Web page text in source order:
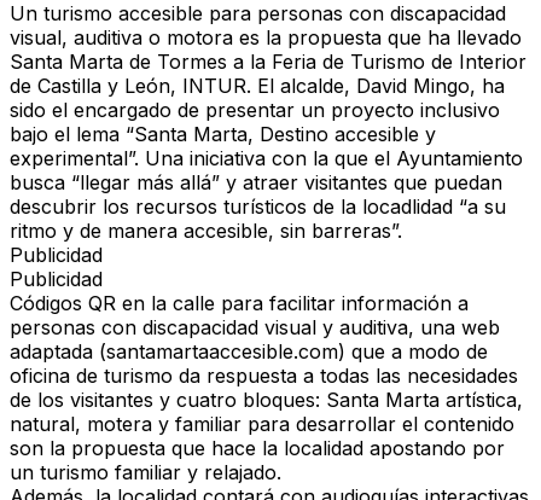
Un turismo accesible para personas con discapacidad
visual, auditiva o motora es la propuesta que ha llevado
Santa Marta de Tormes a la Feria de Turismo de Interior
de Castilla y León, INTUR. El alcalde, David Mingo, ha
sido el encargado de presentar un proyecto inclusivo
bajo el lema “Santa Marta, Destino accesible y
experimental”. Una iniciativa con la que el Ayuntamiento
busca “llegar más allá” y atraer visitantes que puedan
descubrir los recursos turísticos de la locadlidad “a su
ritmo y de manera accesible, sin barreras”.
Publicidad
Publicidad
Códigos QR en la calle para facilitar información a
personas con discapacidad visual y auditiva, una web
adaptada (santamartaaccesible.com) que a modo de
oficina de turismo da respuesta a todas las necesidades
de los visitantes y cuatro bloques: Santa Marta artística,
natural, motera y familiar para desarrollar el contenido
son la propuesta que hace la localidad apostando por
un turismo familiar y relajado.